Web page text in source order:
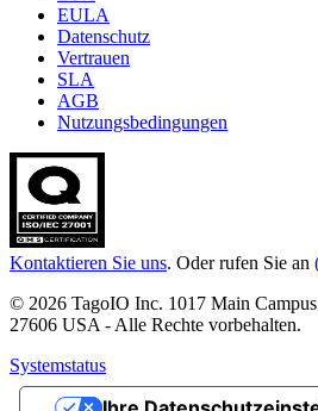
EULA
Datenschutz
Vertrauen
SLA
AGB
Nutzungsbedingungen
Kontaktieren Sie uns. Oder rufen Sie an
© 2026 TagoIO Inc. 1017 Main
27606 USA - Alle Rechte vorbehalten.
Systemstatus